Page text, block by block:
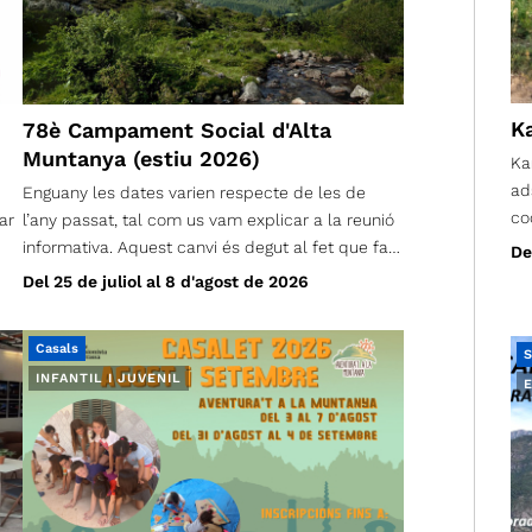
78è Campament Social d'Alta
Muntanya (estiu 2026)
Enguany les dates varien respecte de les de
l’any passat, tal com us vam explicar a la reunió
informativa. Aquest canvi és degut al fet que fa
temps que estem treballant per trobar una zona
després de valorar diferents opcions, aquestes
han estat les úniques dates disponibles que ens
permeten dur a terme el Campament en les
condicions que considerem ideals. Dates: del 25
de juliol al 8 d’agost de 2026 Ubicació: , a la Val-
de-Sos (França) Creiem que la Val de Sos i el
càmping Bexanelle ofereixen un bon entorn per
gaudir de la muntanya, les activitats i la
Del 25 de juliol al 8 d'agost de 2026
INFANTIL I JUVENIL
Casals